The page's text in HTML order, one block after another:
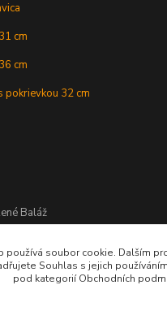
cm
cm
pokrievkou 32 cm
Baláž
+421 902 212
8:00 - do 16:00 hod
používá soubor cookie. Dalším
Souhlas s jejich
pod kategorií Obchodních